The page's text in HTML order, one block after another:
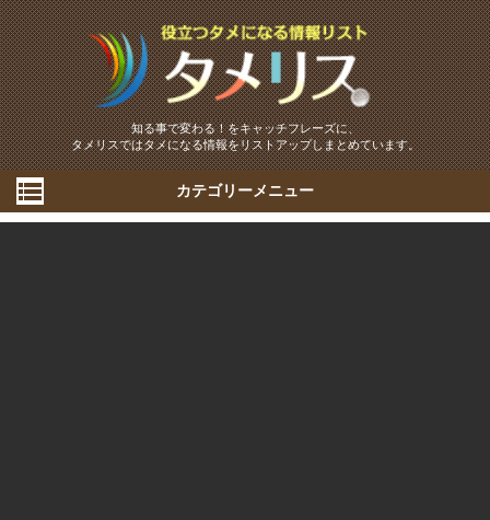
知る事で変わる！をキャッチフレーズに、
タメリスではタメになる情報をリストアップしまとめています。
カテゴリーメニュー